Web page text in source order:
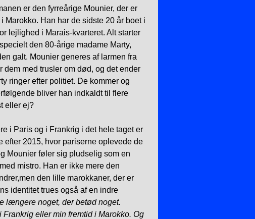
er den fyrreårige Mounier, der er
Marokko. Han har de sidste 20 år boet i
lejlighed i Marais-kvarteret. Alt starter
den 80-årige madame Marty,
galt. Mounier generes af larmen fra
dem med trusler om død, og det ender
ringer efter politiet. De kommer og
bliver han indkaldt til flere
eller ej?
i Paris og i Frankrig i det hele taget er
efter 2015, hvor pariserne oplevede de
Mounier føler sig pludselig som en
mistro. Han er ikke mere den
den lille marokkaner, der er
identitet trues også af en indre
længere noget, der betød noget.
Frankrig eller min fremtid i Marokko. Og